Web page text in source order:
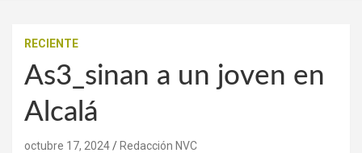
RECIENTE
As3_sinan a un joven en
Alcalá
octubre 17, 2024 Redacción NVC